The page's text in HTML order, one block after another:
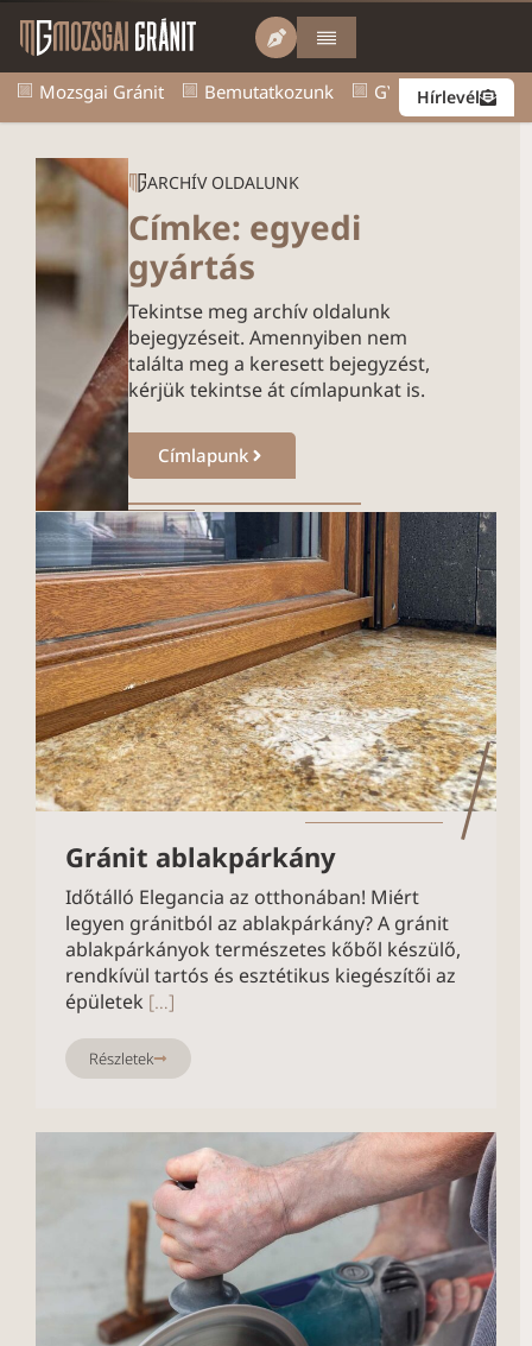
Mozsgai Gránit Bemutatkozunk GY.I.K.Hírlevél
ARCHÍV OLDALUNK
Címke: egyedi
gyártás
Tekintse meg archív oldalunk
bejegyzéseit. Amennyiben nem
találta meg a keresett bejegyzést,
kérjük tekintse át címlapunkat is.
Címlapunk
Gránit ablakpárkány
Időtálló Elegancia az otthonában! Miért
legyen gránitból az ablakpárkány? A gránit
ablakpárkányok természetes kőből készülő,
rendkívül tartós és esztétikus kiegészítői az
épületek […]
Részletek